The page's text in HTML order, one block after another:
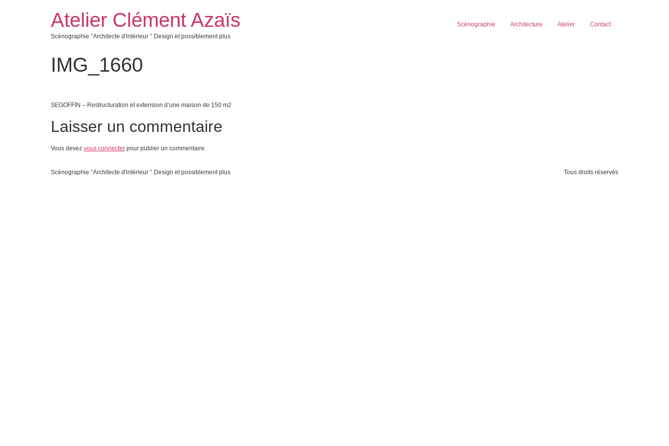
Atelier Clément Azaïs
Scénographie °Architecte d'intérieur ° Design et possiblement plus
Scénographie Architecture Atelier Contact
IMG_1660
SEGOFFIN – Restructuration et extension d’une maison de 150 m2
Laisser un commentaire
Vous devez vous connecter pour publier un commentaire.
Scénographie °Architecte d'intérieur ° Design et possiblement plus Tous droits réservés